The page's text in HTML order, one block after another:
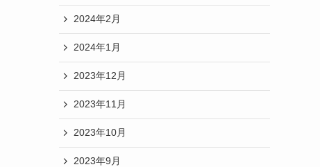
2024年2月
2024年1月
2023年12月
2023年11月
2023年10月
2023年9月